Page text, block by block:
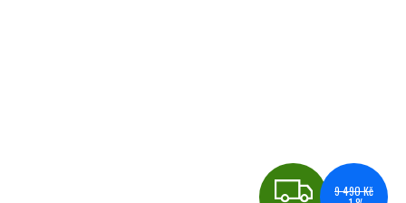
9 490 Kč